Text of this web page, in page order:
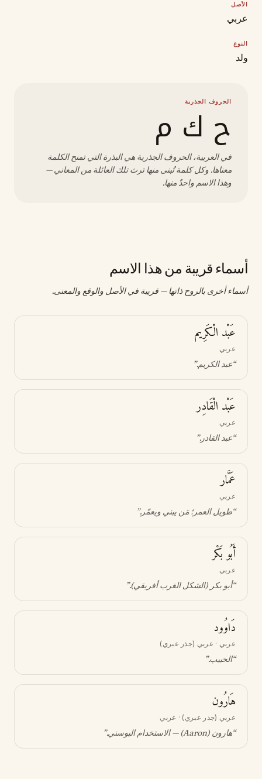
الأصل
عربي
النوع
ولد
الحروف الجذرية
ح ك م
في العربية، الحروف الجذرية هي البذرة التي تمنح الكلمة
معناها. وكل كلمة تُبنى منها ترث تلك العائلة من المعاني —
وهذا الاسم واحدٌ منها.
أسماء قريبة من هذا الاسم
أسماء أخرى بالروح ذاتها — قريبة في الأصل والوقع والمعنى.
عَبْد الْكَرِيم
عربي
“عبد الكريم.”
عَبْد الْقَادِر
عربي
“عبد القادر.”
عَمَّار
عربي
“طويل العمر؛ مَن يبني ويعمّر.”
أَبُو بَكْر
عربي
“أبو بكر (الشكل الغرب أفريقي).”
دَاوُود
عربي · عربي (جذر عبري)
“الحبيب.”
هَارُون
عربي (جذر عبري) · عربي
“هارون (Aaron) — الاستخدام البوسني .”